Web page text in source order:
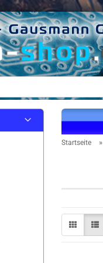
Startseite »